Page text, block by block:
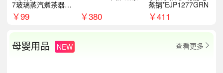
7玻璃蒸汽煮茶器黑
茶泡茶具茶壶花茶壶
￥99 ￥380
蒸锅*EJP1277GRN
￥411
母婴用品 NEW 查看更多 